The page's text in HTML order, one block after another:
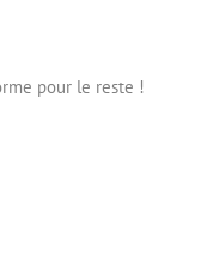
pour le reste !